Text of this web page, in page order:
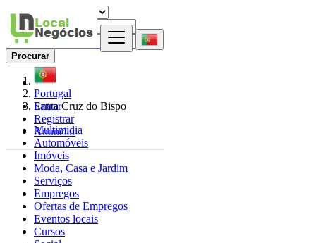
Entrar
Registrar
Anunciar
Procurar
Portugal
Santa Cruz do Bispo
Multimidia
Automóveis
Imóveis
Moda, Casa e Jardim
Serviços
Empregos
Ofertas de Empregos
Eventos locais
Cursos